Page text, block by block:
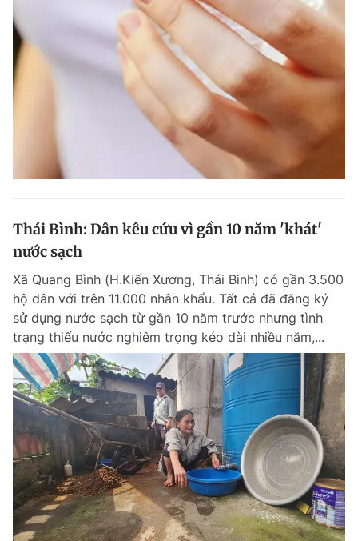
Thái Bình: Dân kêu cứu vì gần 10 năm 'khát'
nước sạch
Xã Quang Bình (H.Kiến Xương, Thái Bình) có gần 3.500
hộ dân với trên 11.000 nhân khẩu. Tất cả đã đăng ký
sử dụng nước sạch từ gần 10 năm trước nhưng tình
trạng thiếu nước nghiêm trọng kéo dài nhiều năm,...